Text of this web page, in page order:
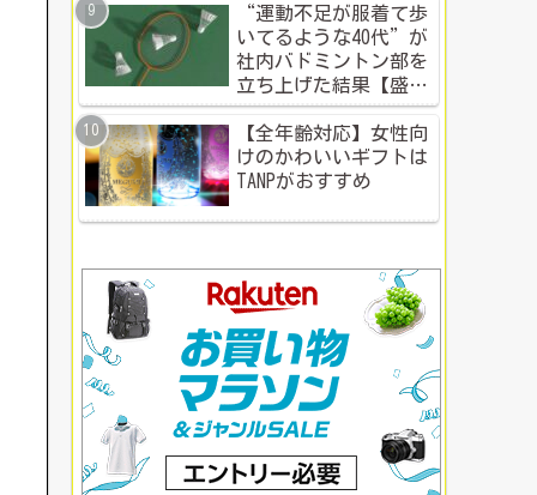
“運動不足が服着て歩
いてるような40代”が
社内バドミントン部を
立ち上げた結果【盛り
上がる社内イベント成
功例】
【全年齢対応】女性向
けのかわいいギフトは
TANPがおすすめ